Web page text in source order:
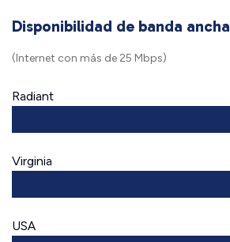
Disponibilidad de banda ancha
(Internet con más de 25 Mbps)
Radiant
Virginia
USA